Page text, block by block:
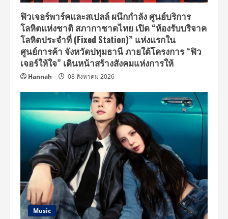
ฟิวเจอร์พาร์คและสเปลล์ ผนึกกำลัง ศูนย์บริการ
โลหิตแห่งชาติ สภากาชาดไทย เปิด “ห้องรับบริจาค
โลหิตประจำที่ (Fixed Station)” แห่งแรกใน
ศูนย์การค้า จังหวัดปทุมธานี ภายใต้โครงการ “ฟิว
เจอร์ให้ใจ” เดินหน้าสร้างสังคมแห่งการให้
Hannah 08 สิงหาคม 2026
Music